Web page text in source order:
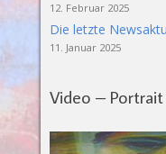
12. Februar 2025
Die letzte
11. Januar 2025
Video – Portrait